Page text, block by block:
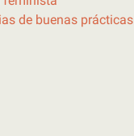
de buenas prácticas